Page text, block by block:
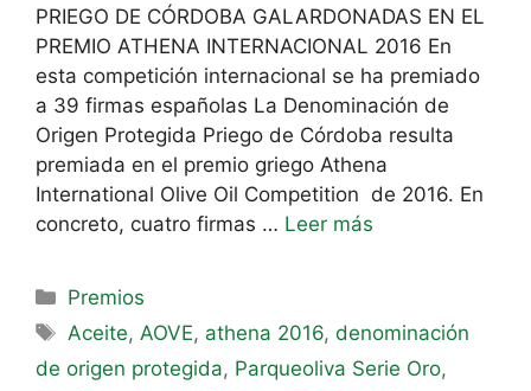
PRIEGO DE CÓRDOBA GALARDONADAS EN EL
PREMIO ATHENA INTERNACIONAL 2016 En
esta competición internacional se ha premiado
a 39 firmas españolas La Denominación de
Origen Protegida Priego de Córdoba resulta
premiada en el premio griego Athena
International Olive Oil Competition de 2016. En
concreto, cuatro firmas … Leer más
Premios
Aceite,AOVE, athena 2016,denominación
de origen protegida, Parqueoliva Serie Oro,